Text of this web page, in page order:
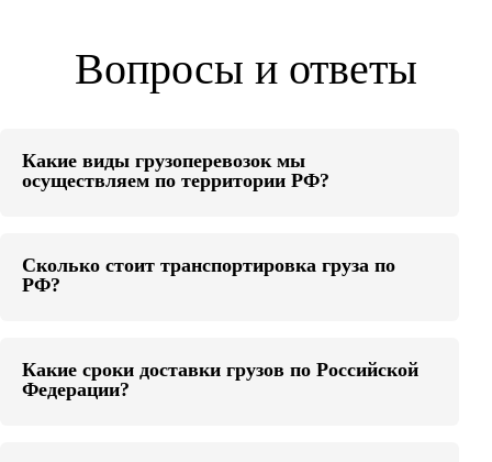
Вопросы и ответы
Какие виды грузоперевозок мы
осуществляем по территории РФ?
Сколько стоит транспортировка груза по
РФ?
Какие сроки доставки грузов по Российской
Федерации?